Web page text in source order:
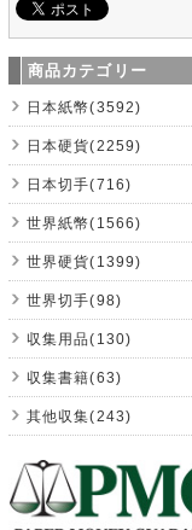
商品カテゴリー
日本紙幣(3592)
日本硬貨(2259)
日本切手(716)
世界紙幣(1566)
世界硬貨(1399)
世界切手(98)
収集用品(130)
収集書籍(63)
其他収集(243)